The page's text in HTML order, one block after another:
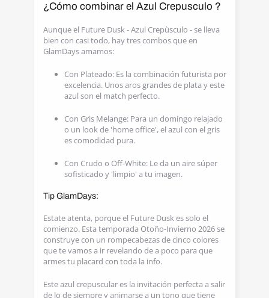
¿Cómo combinar el Azul Crepusculo ?
Aunque el Future Dusk - Azul Crepùsculo - se lleva
bien con casi todo, hay tres combos que en
GlamDays amamos:
Con Plateado: Es la combinación futurista por
excelencia. Unos aros grandes de plata y este
azul son el match perfecto.
Con Gris Melange: Para un domingo relajado
o un look de 'home office', el azul con el gris
es comodidad pura.
Con Crudo o Off-White: Le da un aire súper
sofisticado y 'limpio' a tu imagen.
Tip GlamDays:
Estate atenta, porque el Future Dusk es solo el
comienzo. Esta temporada Otoño-Invierno 2026 se
construye con un rompecabezas de cinco colores
que te vamos a ir revelando de a poco para que
armes tu placard con toda la info.
Este azul crepuscular es la invitación perfecta a salir
de lo de siempre y animarse a un tono que tiene